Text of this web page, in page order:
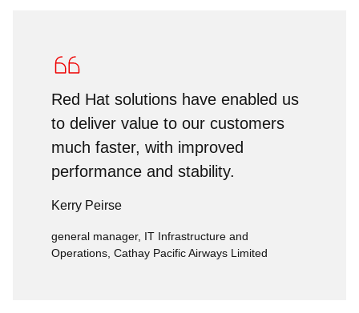
Red Hat solutions have enabled us
to deliver value to our customers
much faster, with improved
performance and stability.
Kerry Peirse
general manager, IT Infrastructure and
Operations, Cathay Pacific Airways Limited